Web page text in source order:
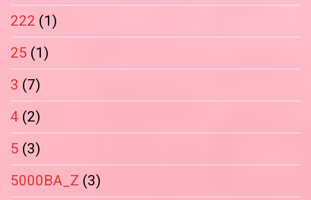
222 (1)
25 (1)
3 (7)
4 (2)
5 (3)
5000BA_Z (3)